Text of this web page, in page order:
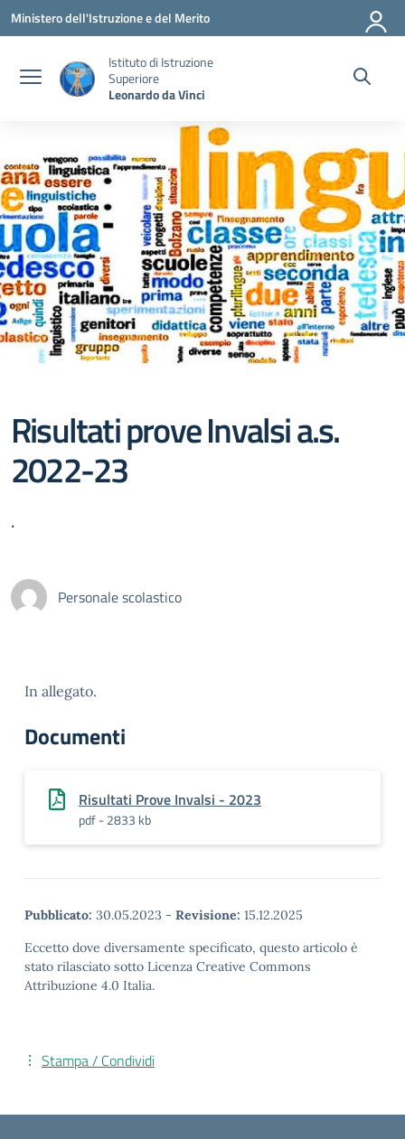
Vai ai contenuti
Vai al menu di navigazione
Vai al footer
Ministero dell'Istruzione e del Merito
Istituto di Istruzione
Superiore
Leonardo da Vinci
Risultati prove Invalsi a.s.
2022-23
.
Personale scolastico
In allegato.
Documenti
Risultati Prove Invalsi - 2023
pdf - 2833 kb
Pubblicato: 30.05.2023 - Revisione: 15.12.2025
Eccetto dove diversamente specificato, questo articolo è
stato rilasciato sotto Licenza Creative Commons
Attribuzione 4.0 Italia.
Stampa / Condividi